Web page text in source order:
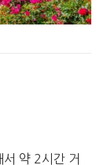
약 2시간 거